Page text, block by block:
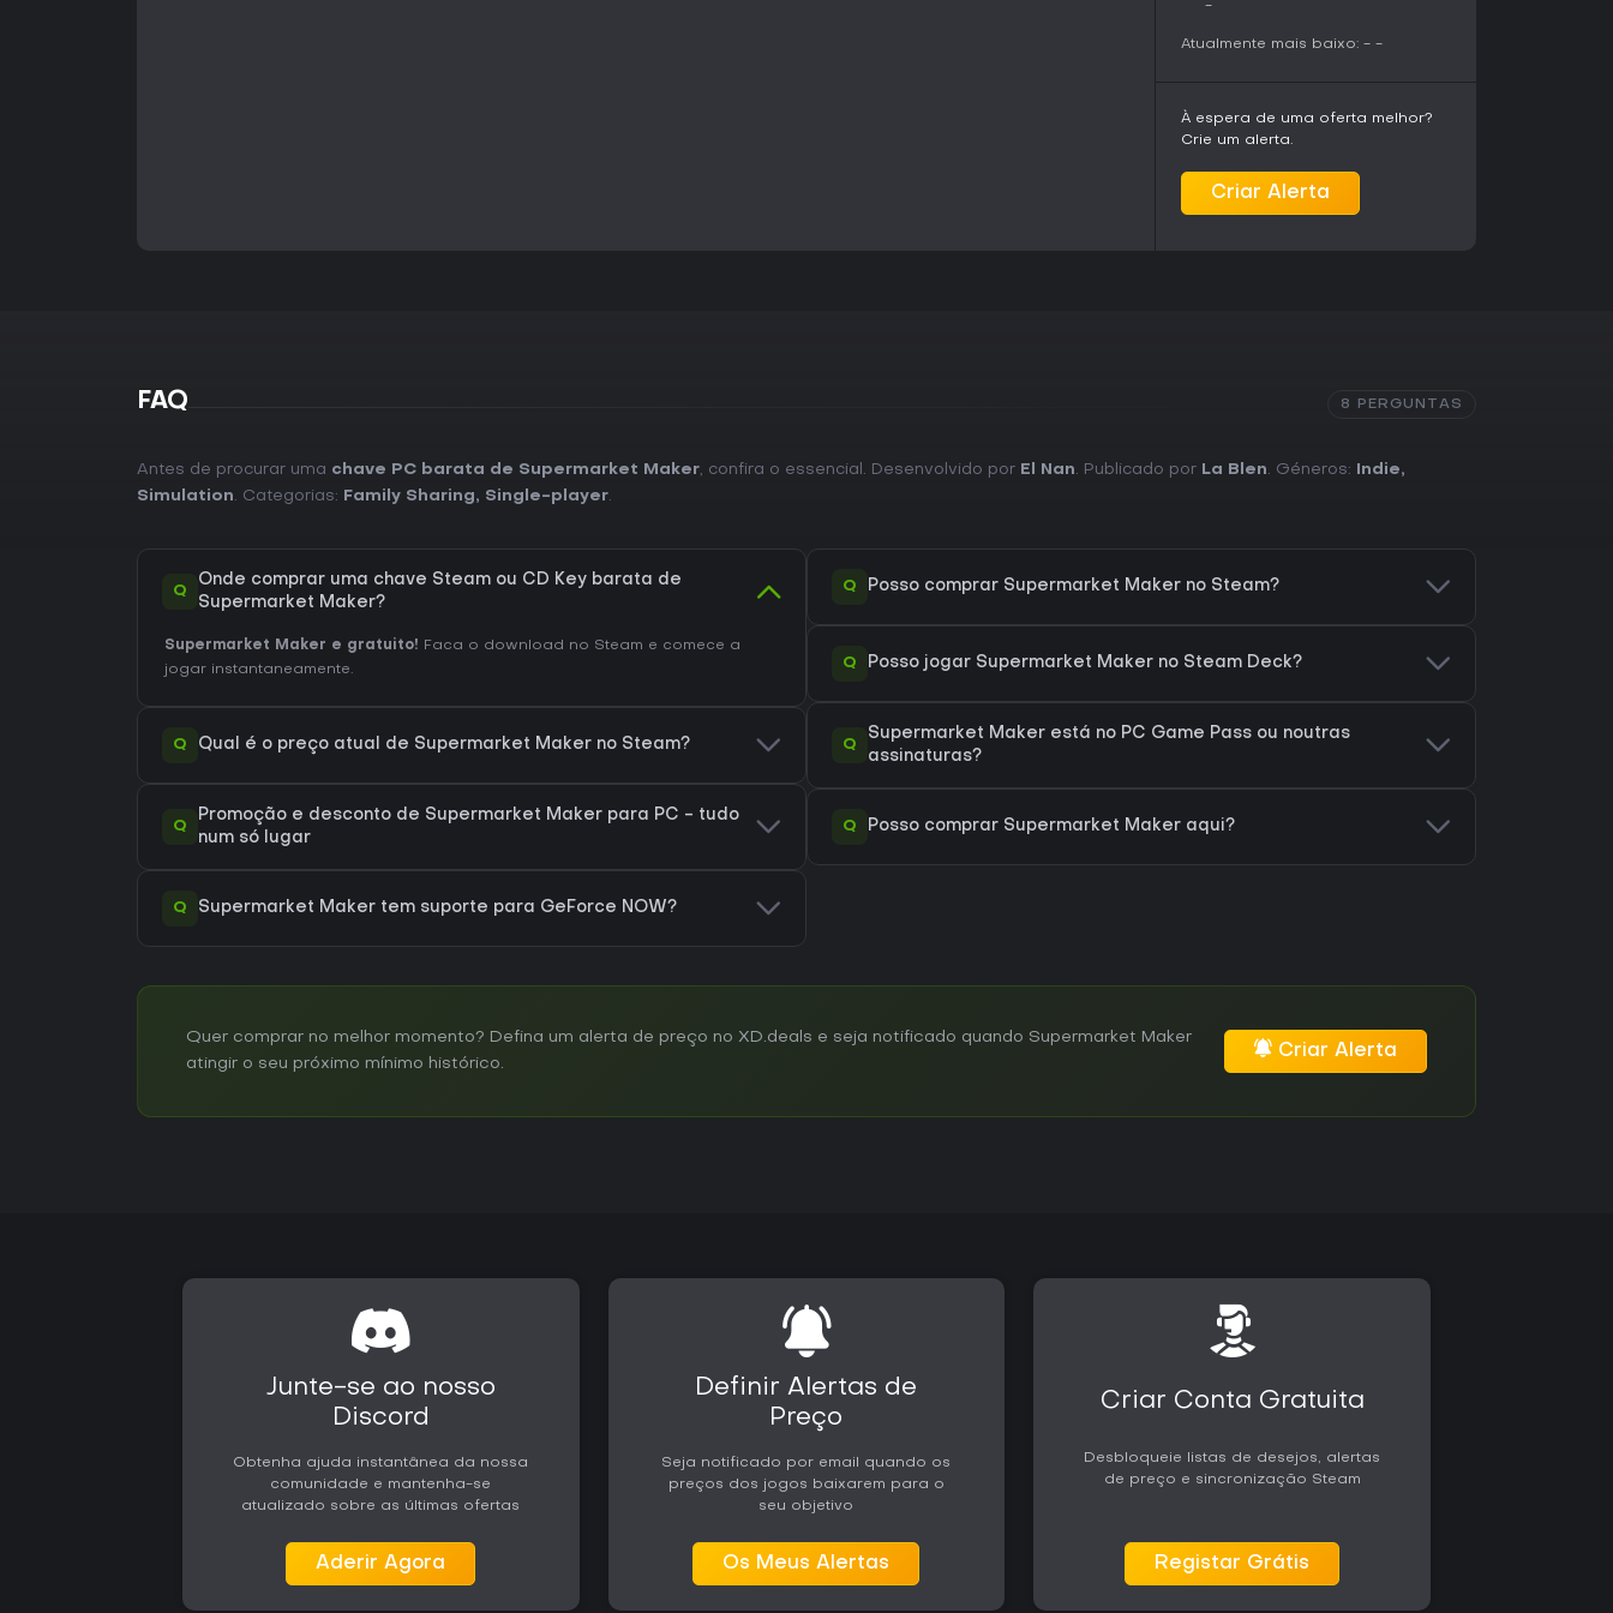
-
Atualmente mais baixo: - -
À espera de uma oferta melhor?
Crie um alerta.
Criar Alerta
FAQ 8 PERGUNTAS
Antes de procurar uma chave PC barata de Supermarket Maker, confira o essencial. Desenvolvido por El Nan. Publicado por La Blen. Géneros: Indie,
Simulation. Categorias: Family Sharing, Single-player.
Q
Onde comprar uma chave Steam ou CD Key barata de
Supermarket Maker?
Supermarket Maker e gratuito! Faca o download no Steam e comece a
jogar instantaneamente.
Q Qual é o preço atual de Supermarket Maker no Steam?
Q
Promoção e desconto de Supermarket Maker para PC - tudo
num só lugar
Q Supermarket Maker tem suporte para GeForce NOW?
Q Posso comprar Supermarket Maker no Steam?
Q Posso jogar Supermarket Maker no Steam Deck?
Q
Supermarket Maker está no PC Game Pass ou noutras
assinaturas?
Q Posso comprar Supermarket Maker aqui?
Quer comprar no melhor momento? Defina um alerta de preço no XD.deals e seja notificado quando Supermarket Maker
atingir o seu próximo mínimo histórico.
Criar Alerta
Junte-se ao nosso
Discord
Obtenha ajuda instantânea da nossa
comunidade e mantenha-se
atualizado sobre as últimas ofertas
Aderir Agora
Definir Alertas de
Preço
Seja notificado por email quando os
preços dos jogos baixarem para o
seu objetivo
Os Meus Alertas
Criar Conta Gratuita
Desbloqueie listas de desejos, alertas
de preço e sincronização Steam
Registar Grátis